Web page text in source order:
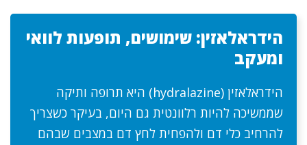
הידראלאזין: שימושים, תופעות לוואי
ומעקב
הידראלאזין (hydralazine) היא תרופה ותיקה
שממשיכה להיות רלוונטית גם היום, בעיקר כשצריך
להרחיב כלי דם ולהפחית לחץ דם במצבים שבהם